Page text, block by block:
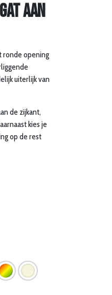
aan
ronde opening
uiterlijk van
de zijkant,
kies je
op de rest